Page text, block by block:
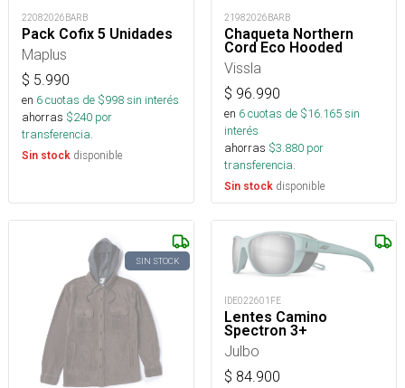
22082026BARB
Pack Cofix 5 Unidades
Maplus
$ 5.990
en 6cuotas de $998sin interés
ahorras $240 por
transferencia.
Sin stock disponible
21982026BARB
Chaqueta Northern
Cord Eco Hooded
Vissla
$ 96.990
en 6cuotas de $16.165sin
interés
ahorras $3.880 por
transferencia.
Sin stock disponible
SIN STOCK
IDE022601FE
Lentes Camino
Spectron 3+
Julbo
$ 84.900